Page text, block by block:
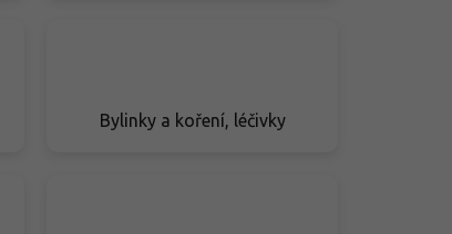
Bylinky a koření, léčivky